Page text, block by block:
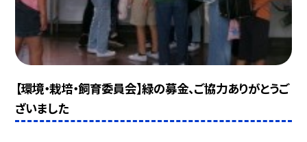
【環境・栽培・飼育委員会】緑の募金、ご協力ありがとうご
ざいました